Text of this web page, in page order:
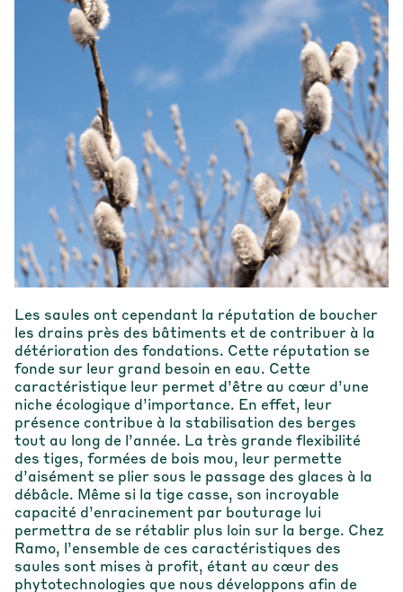
Les saules ont cependant la réputation de boucher
les drains près des bâtiments et de contribuer à la
détérioration des fondations. Cette réputation se
fonde sur leur grand besoin en eau. Cette
caractéristique leur permet d’être au cœur d’une
niche écologique d’importance. En effet, leur
présence contribue à la stabilisation des berges
tout au long de l’année. La très grande flexibilité
des tiges, formées de bois mou, leur permette
d’aisément se plier sous le passage des glaces à la
débâcle. Même si la tige casse, son incroyable
capacité d’enracinement par bouturage lui
permettra de se rétablir plus loin sur la berge. Chez
Ramo, l’ensemble de ces caractéristiques des
saules sont mises à profit, étant au cœur des
phytotechnologies que nous développons afin de